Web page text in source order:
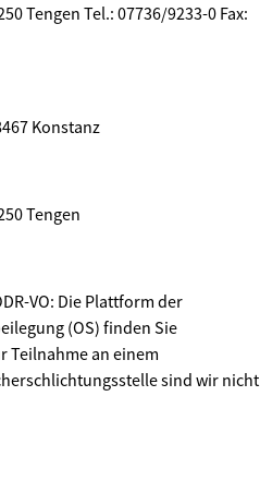
Tengen Tel.: 07736/9233-0 Fax:
Konstanz
Tengen
VO: Die Plattform der
(OS) finden Sie
Teilnahme an einem
sind wir nicht